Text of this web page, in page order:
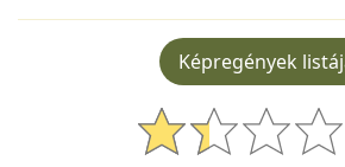
Képregények